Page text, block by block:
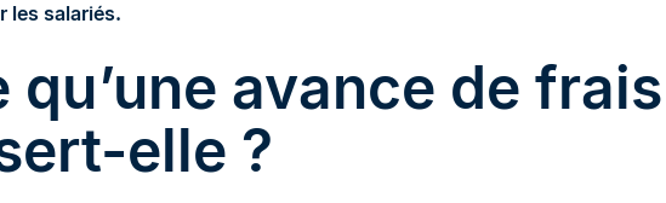
les salariés.
qu’une avance de frais
elle ?